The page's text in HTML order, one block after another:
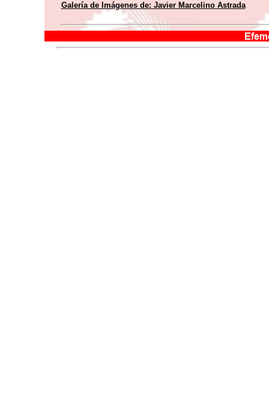
Galería de Imágenes de: Javier Marcelino Astrada